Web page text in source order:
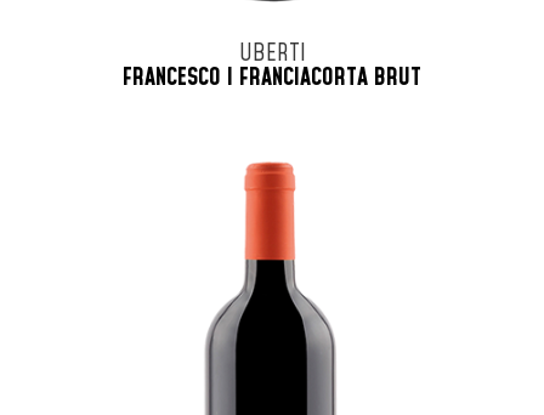
UBERTI
FRANCESCO I FRANCIACORTA BRUT